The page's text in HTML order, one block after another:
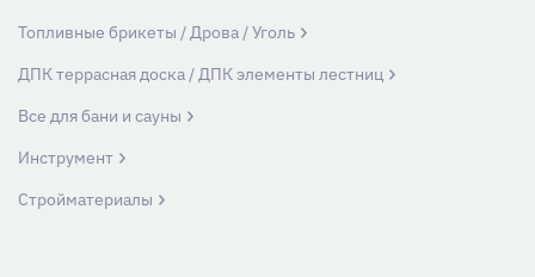
Топливные брикеты / Дрова / Уголь
ДПК террасная доска / ДПК элементы лестниц
Все для бани и сауны
Инструмент
Стройматериалы